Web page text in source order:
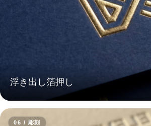
浮き出し箔押し
06 / 彫刻